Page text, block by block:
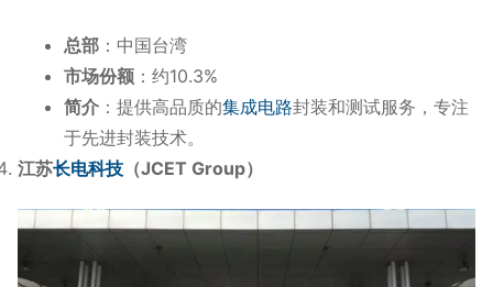
总部：中国台湾
市场份额：约10.3%
简介：提供高品质的集成电路封装和测试服务，专注
于先进封装技术。
江苏长电科技 （JCET Group）